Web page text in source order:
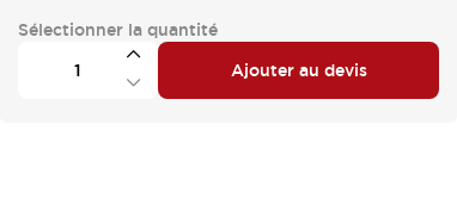
Sélectionner la quantité
Ajouter au devis